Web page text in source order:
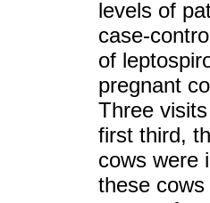
levels of
case-
of
pregnant
Three
first third,
cows were
these